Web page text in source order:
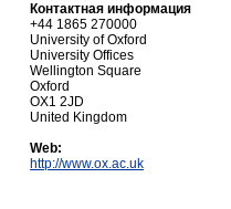
Контактная информация
+44 1865 270000
University of Oxford
University Offices
Wellington Square
Oxford
OX1 2JD
United Kingdom
Web:
http://www.ox.ac.uk